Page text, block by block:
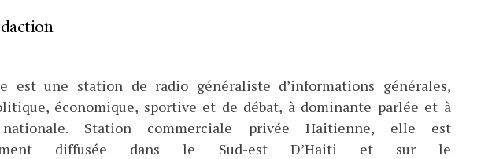
est une station de radio généraliste d’informations générales,
économique, sportive et de débat, à dominante parlée et à
Station commerciale privée Haitienne, elle est
diffusée dans le Sud-est D’Haiti et sur le